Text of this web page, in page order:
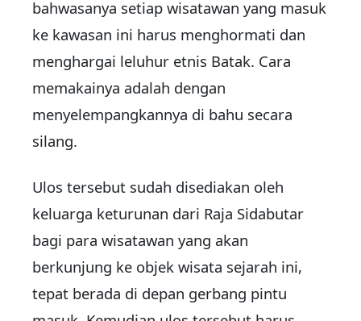
bahwasanya setiap wisatawan yang masuk
ke kawasan ini harus menghormati dan
menghargai leluhur etnis Batak. Cara
memakainya adalah dengan
menyelempangkannya di bahu secara
silang.
Ulos tersebut sudah disediakan oleh
keluarga keturunan dari Raja Sidabutar
bagi para wisatawan yang akan
berkunjung ke objek wisata sejarah ini,
tepat berada di depan gerbang pintu